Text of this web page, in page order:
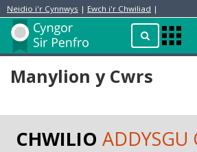
Neidio i'r Cynnwys | Ewch i'r Chwiliad |
ChwilioApps
Menu
Manylion y Cwrs
CHWILIO